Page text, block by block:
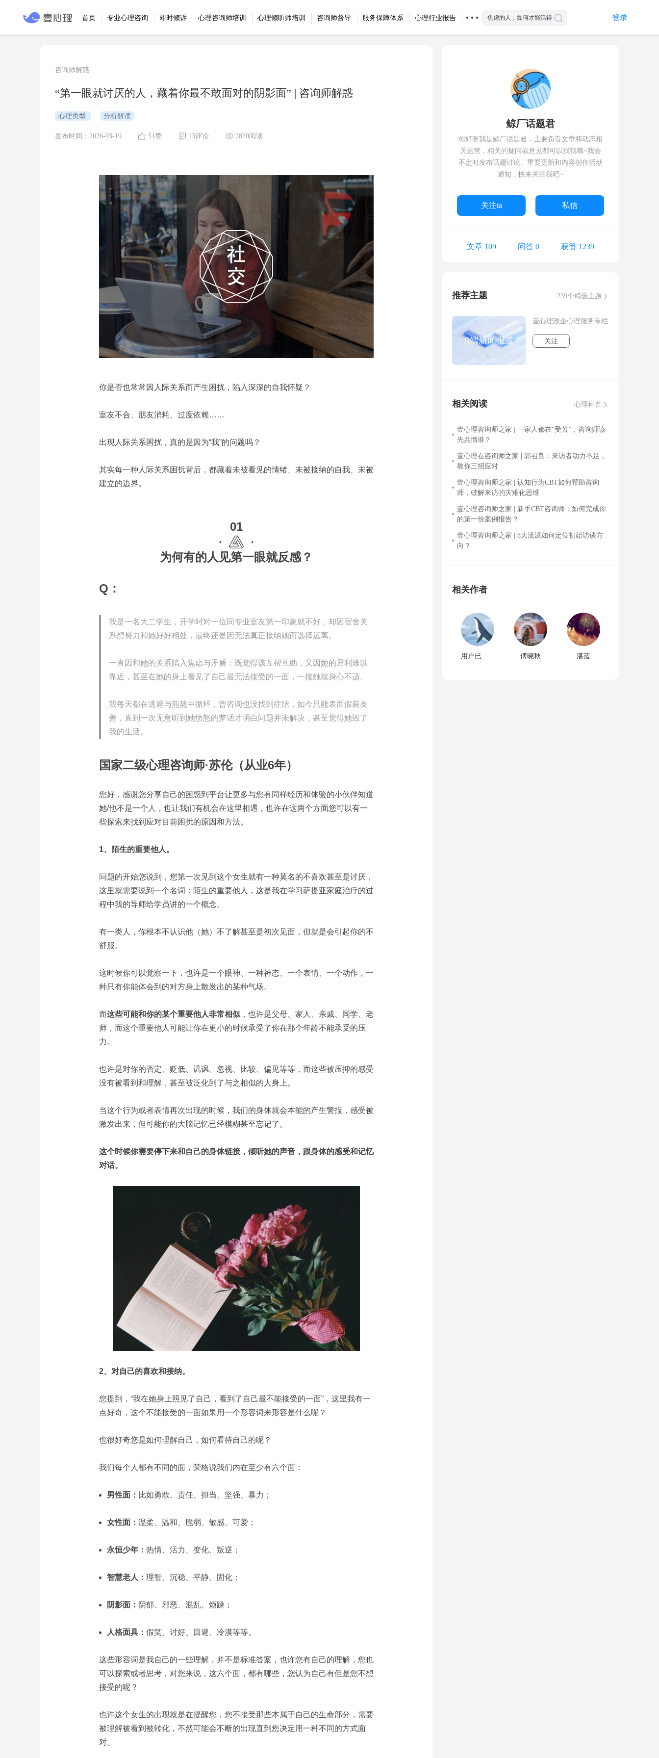
首页 专业心理咨询 即时倾诉 心理咨询师培训 心理倾听师培训 咨询师督导 服务保障体系 心理行业报告 登录
咨询师解惑
“第一眼就讨厌的人，藏着你最不敢面对的阴影面” | 咨询师解惑
心理类型 分析解读
发布时间：2026-03-19 51赞 13评论 2820阅读
你是否也常常因人际关系而产生困扰，陷入深深的自我怀疑？
室友不合、朋友消耗、过度依赖……
出现人际关系困扰，真的是因为“我”的问题吗？
其实每一种人际关系困扰背后，都藏着未被看见的情绪、未被接纳的自我、未被
建立的边界。
01
为何有的人见第一眼就反感？
Q：
我是一名大二学生，开学时对一位同专业室友第一印象就不好，却因宿舍关
系想努力和她好好相处，最终还是因无法真正接纳她而选择远离。
一直因和她的关系陷入焦虑与矛盾：既觉得该互帮互助，又因她的犀利难以
靠近，甚至在她的身上看见了自己最无法接受的一面，一接触就身心不适。
我每天都在逃避与煎熬中循环，曾咨询也没找到症结，如今只能表面假装友
善，直到一次无意听到她愤怒的梦话才明白问题并未解决，甚至觉得她毁了
我的生活。
国家二级心理咨询师·苏伦（从业6年）
您好，感谢您分享自己的困惑到平台让更多与您有同样经历和体验的小伙伴知道
她/他不是一个人，也让我们有机会在这里相遇，也许在这两个方面您可以有一
些探索来找到应对目前困扰的原因和方法。
1、陌生的重要他人。
问题的开始您说到，您第一次见到这个女生就有一种莫名的不喜欢甚至是讨厌，
这里就需要说到一个名词：陌生的重要他人，这是我在学习萨提亚家庭治疗的过
程中我的导师给学员讲的一个概念。
有一类人，你根本不认识他（她）不了解甚至是初次见面，但就是会引起你的不
舒服。
这时候你可以觉察一下，也许是一个眼神、一种神态、一个表情、一个动作，一
种只有你能体会到的对方身上散发出的某种气场。
而这些可能和你的某个重要他人非常相似 ，也许是父母、家人、亲戚、同学、老
师，而这个重要他人可能让你在更小的时候承受了你在那个年龄不能承受的压
力。
也许是对你的否定、贬低、讥讽、忽视、比较、偏见等等，而这些被压抑的感受
没有被看到和理解，甚至被泛化到了与之相似的人身上。
当这个行为或者表情再次出现的时候，我们的身体就会本能的产生警报，感受被
激发出来，但可能你的大脑记忆已经模糊甚至忘记了。
这个时候你需要停下来和自己的身体链接，倾听她的声音，跟身体的感受和记忆
对话。
2、对自己的喜欢和接纳。
您提到，“我在她身上照见了自己，看到了自己最不能接受的一面”，这里我有一
点好奇，这个不能接受的一面如果用一个形容词来形容是什么呢？
也很好奇您是如何理解自己，如何看待自己的呢？
我们每个人都有不同的面，荣格说我们内在至少有六个面：
男性面： 比如勇敢、责任、担当、坚强、暴力；
女性面： 温柔、温和、脆弱、敏感、可爱；
永恒少年： 热情、活力、变化、叛逆；
智慧老人： 理智、沉稳、平静、固化；
阴影面： 阴郁、邪恶、混乱、烦躁；
人格面具： 假笑、讨好、回避、冷漠等等。
这些形容词是我自己的一些理解，并不是标准答案，也许您有自己的理解，您也
可以探索或者思考，对您来说，这六个面，都有哪些，您认为自己有但是您不想
接受的呢？
也许这个女生的出现就是在提醒您，您不接受那些本属于自己的生命部分，需要
被理解被看到被转化，不然可能会不断的出现直到您决定用一种不同的方式面
对。
鲸厂话题君
你好呀我是鲸厂话题君，主要负责文章和动态相
关运营，相关的疑问或意见都可以找我哦~我会
不定时发布话题讨论、重要更新和内容创作活动
通知，快来关注我吧~
关注ta 私信
文章 109 问答 0 获赞 1239
推荐主题 239个精选主题
B端新闻报道
壹心理政企心理服务专栏
关注
相关阅读 心理科普
壹心理咨询师之家 | 一家人都在“受苦”，咨询师该
先共情谁？
壹心理在咨询师之家 | 郭召良：来访者动力不足，
教你三招应对
壹心理咨询师之家 | 认知行为CBT如何帮助咨询
师，破解来访的灾难化思维
壹心理咨询师之家 | 新手CBT咨询师：如何完成你
的第一份案例报告？
壹心理咨询师之家 | 8大流派如何定位初始访谈方
向？
相关作者
用户已注销 傅晓秋 湛蓝